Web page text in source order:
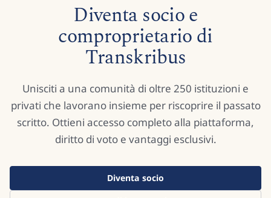
Inizia a digitare per cercare tra modelli, sites e articoli del
Diventa socio e
comproprietario di
Transkribus
Unisciti a una comunità di oltre 250 istituzioni e
privati che lavorano insieme per riscoprire il passato
scritto. Ottieni accesso completo alla piattaforma,
diritto di voto e vantaggi esclusivi.
Diventa socio